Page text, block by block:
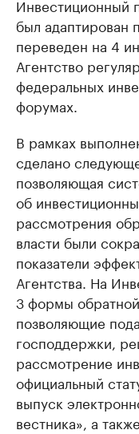
Инвестиционный
был адаптирован
переведен на 4
Агентство
федеральных
форумах.
В рамках
сделано
позволяющая
об
рассмотрения
власти были
показатели
Агентства. На
3 формы обратной
позволяющие
господдержки,
рассмотрение
официальный
выпуск
вестника», а